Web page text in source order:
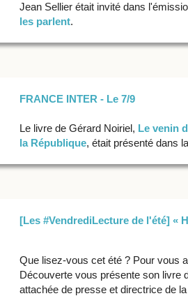
Jean Sellier était invité dans
les parlent.
FRANCE INTER - Le 7/9
Le livre de Gérard Noiriel, Le venin
la République, était présenté dans
[Les #VendrediLecture de l'été] «
Que lisez-vous cet été ? Pour vous
Découverte vous présente son livre
attachée de presse et directrice de